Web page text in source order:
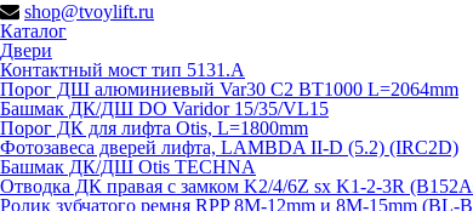
shop@tvoylift.ru
Каталог
Двери
Контактный мост тип 5131.A
Порог ДШ алюминиевый Var30 C2 BT1000 L=2064mm
Башмак ДК/ДШ DO Varidor 15/35/VL15
Порог ДК для лифта Otis, L=1800mm
Фотозавеса дверей лифта, LAMBDA II-D (5.2) (IRC2D)
Башмак ДК/ДШ Otis TECHNA
Отводка ДК правая с замком K2/4/6Z sx K1-2-3R
Ролик зубчатого ремня RPP 8M-12mm и 8M-15mm